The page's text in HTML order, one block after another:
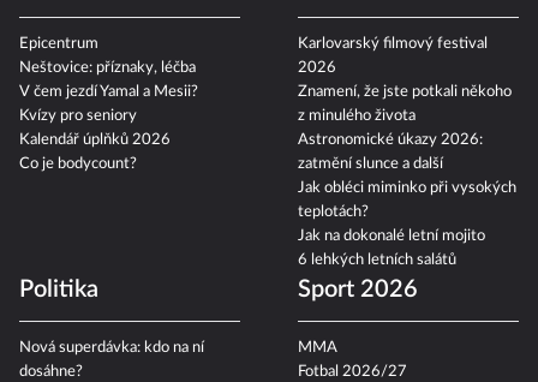
Epicentrum
Neštovice: příznaky, léčba
V čem jezdí Yamal a Mesii?
Kvízy pro seniory
Kalendář úplňků 2026
Co je bodycount?
Karlovarský filmový festival
2026
Znamení, že jste potkali někoho
z minulého života
Astronomické úkazy 2026:
zatmění slunce a další
Jak obléci miminko při vysokých
teplotách?
Jak na dokonalé letní mojito
6 lehkých letních salátů
Politika
Nová superdávka: kdo na ní
dosáhne?
Sport 2026
MMA
Fotbal 2026/27